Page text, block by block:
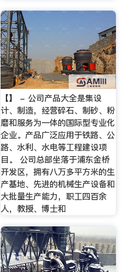
【】 - 公司产品大全是集设
计、制造，经营碎石、制砂、粉
磨和服务为一体的国际型专业化
企业。产品广泛应用于铁路、公
路、水利、水电等工程建设项
目。 公司总部坐落于浦东金桥
开发区，拥有八万多平方米的生
产基地、先进的机械生产设备和
大批量生产能力，职工四百余
人，教授、博士和